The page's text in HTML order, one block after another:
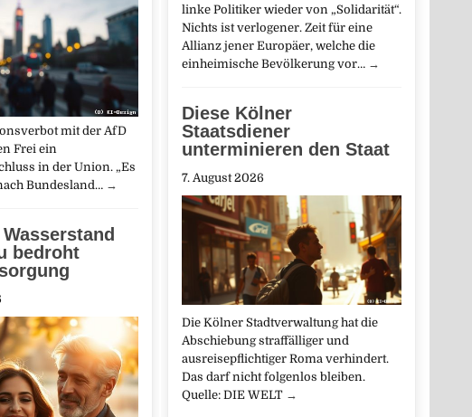
linke Politiker wieder von „Solidarität“.
Nichts ist verlogener. Zeit für eine
Allianz jener Europäer, welche die
einheimische Bevölkerung vor… →
Diese Kölner
Staatsdiener
unterminieren den Staat
7. August 2026
Die Kölner Stadtverwaltung hat die
Abschiebung straffälliger und
ausreisepflichtiger Roma verhindert.
Das darf nicht folgenlos bleiben.
Quelle: DIE WELT →
mit der AfD
Frei ein
in der Union. „Es
Bundesland… →
bedroht